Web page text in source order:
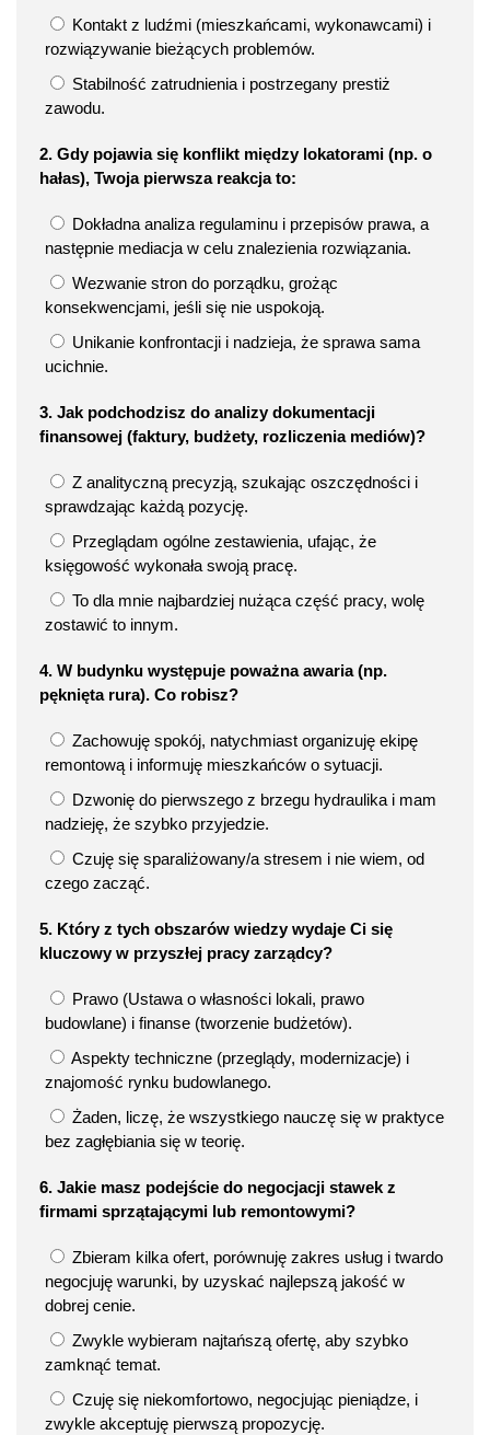
Kontakt z ludźmi (mieszkańcami, wykonawcami) i
rozwiązywanie bieżących problemów.
Stabilność zatrudnienia i postrzegany prestiż
zawodu.
2. Gdy pojawia się konflikt między lokatorami (np. o
hałas), Twoja pierwsza reakcja to:
Dokładna analiza regulaminu i przepisów prawa, a
następnie mediacja w celu znalezienia rozwiązania.
Wezwanie stron do porządku, grożąc
konsekwencjami, jeśli się nie uspokoją.
Unikanie konfrontacji i nadzieja, że sprawa sama
ucichnie.
3. Jak podchodzisz do analizy dokumentacji
finansowej (faktury, budżety, rozliczenia mediów)?
Z analityczną precyzją, szukając oszczędności i
sprawdzając każdą pozycję.
Przeglądam ogólne zestawienia, ufając, że
księgowość wykonała swoją pracę.
To dla mnie najbardziej nużąca część pracy, wolę
zostawić to innym.
4. W budynku występuje poważna awaria (np.
pęknięta rura). Co robisz?
Zachowuję spokój, natychmiast organizuję ekipę
remontową i informuję mieszkańców o sytuacji.
Dzwonię do pierwszego z brzegu hydraulika i mam
nadzieję, że szybko przyjedzie.
Czuję się sparaliżowany/a stresem i nie wiem, od
czego zacząć.
5. Który z tych obszarów wiedzy wydaje Ci się
kluczowy w przyszłej pracy zarządcy?
Prawo (Ustawa o własności lokali, prawo
budowlane) i finanse (tworzenie budżetów).
Aspekty techniczne (przeglądy, modernizacje) i
znajomość rynku budowlanego.
Żaden, liczę, że wszystkiego nauczę się w praktyce
bez zagłębiania się w teorię.
6. Jakie masz podejście do negocjacji stawek z
firmami sprzątającymi lub remontowymi?
Zbieram kilka ofert, porównuję zakres usług i twardo
negocjuję warunki, by uzyskać najlepszą jakość w
dobrej cenie.
Zwykle wybieram najtańszą ofertę, aby szybko
zamknąć temat.
Czuję się niekomfortowo, negocjując pieniądze, i
zwykle akceptuję pierwszą propozycję.